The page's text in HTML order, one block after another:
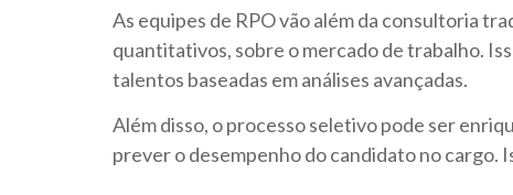
As equipes de RPO vão além da consultoria
quantitativos, sobre o mercado de trabalho.
talentos baseadas em análises avançadas.
Além disso, o processo seletivo pode ser
prever o desempenho do candidato no cargo.